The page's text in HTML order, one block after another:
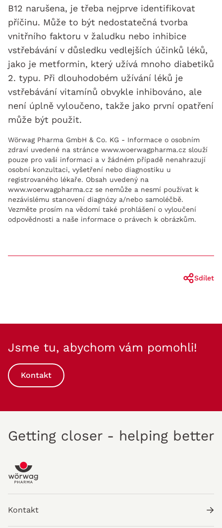
B12 narušena, je třeba nejprve identifikovat
příčinu. Může to být nedostatečná tvorba
vnitřního faktoru v žaludku nebo inhibice
vstřebávání v důsledku vedlejších účinků léků,
jako je metformin, který užívá mnoho diabetiků
2. typu. Při dlouhodobém užívání léků je
vstřebávání vitamínů obvykle inhibováno, ale
není úplně vyloučeno, takže jako první opatření
může být použit.
Wörwag Pharma GmbH & Co. KG - Informace o osobním
zdraví uvedené na stránce www.woerwagpharma.cz slouží
pouze pro vaši informaci a v žádném případě nenahrazují
osobní konzultaci, vyšetření nebo diagnostiku u
registrovaného lékaře. Obsah uvedený na
www.woerwagpharma.cz se nemůže a nesmí používat k
nezávislému stanovení diagnózy a/nebo samoléčbě.
Vezměte prosím na vědomí také prohlášení o vyloučení
odpovědnosti a naše informace o právech k obrázkům.
Sdílet
Jsme tu, abychom vám pomohli!
Kontakt
Getting closer - helping better
Kontakt